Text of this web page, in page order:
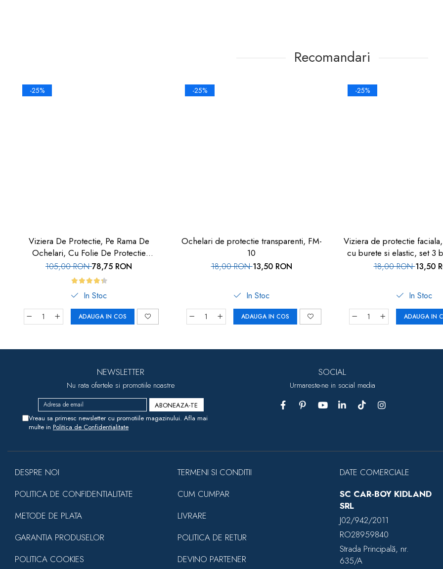
Recomandari
-25%
Viziera De Protectie, Pe Rama De
Ochelari, Cu Folie De Protectie
Inlocuibila, Set 10 Buc, Car-Boy Safety
105,00 RON78,75 RON
In Stoc
ADAUGA IN COS
-25%
Ochelari de protectie transparenti, FM-
10
18,00 RON13,50 RON
In Stoc
ADAUGA IN COS
-25%
Viziera de protectie
cu burete si elastic, set 3
18,00 RON13,50
In Stoc
ADAUGA IN
NEWSLETTER
Nu rata ofertele si promotiile noastre
Vreau sa primesc newsletter cu promotiile magazinului. Afla mai
multe in Politica de Confidentialitate
SOCIAL
Urmareste-ne in social media
DESPRE NOI
POLITICA DE CONFIDENTIALITATE
METODE DE PLATA
GARANTIA PRODUSELOR
POLITICA COOKIES
TERMENI SI CONDITII
CUM CUMPAR
LIVRARE
POLITICA DE RETUR
DEVINO PARTENER
DATE COMERCIALE
SC CAR-BOY KIDLAND
SRL
J02/942/2011
RO28959840
Strada Principală, nr.
635/A